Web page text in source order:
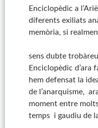
Enciclopèdic a l’
diferents exiliats
memòria, si
sens dubte
Enciclopèdic d’ara
hem defensat la
de l’anarquisme,
moment entre
temps i gaudiu de